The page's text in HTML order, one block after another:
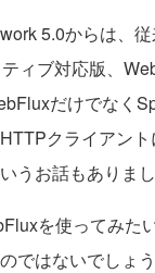
5.0からは、
ィブ対応版、
だけでなく
クライアン
うお話もありまし
を使ってみた
ではないでしょう